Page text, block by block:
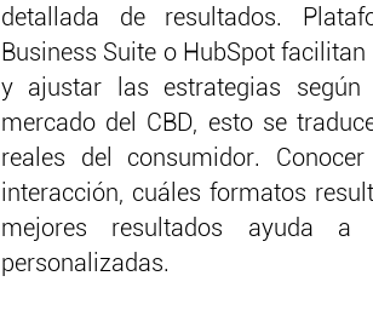
detallada de resultados.
Business Suite o HubSpot
y ajustar las estrategias
mercado del CBD, esto se
reales del consumidor.
interacción, cuáles formatos
mejores resultados ayuda
personalizadas.